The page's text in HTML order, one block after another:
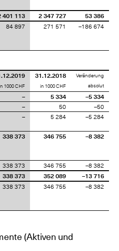
401 113 2 347 727
53 386
84 897 271 571 –186 674
1000 CHF
31.12.2018
in 1000 CHF
Veränderung
absolut
– 5 334
–5 334
– 50
–50
– 5 284 –5 284
338 373 346 755 –8 382
338 373 346 755
–8 382
338 373 352 089
–13 716
338 373 346 755 –8 382
(Aktiven und